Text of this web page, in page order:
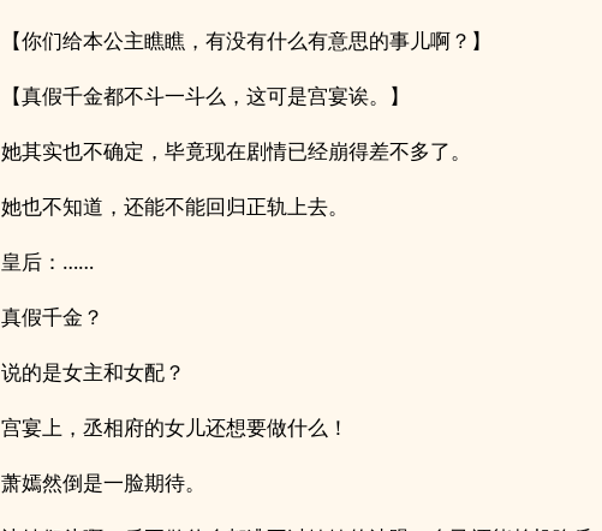
【你们给本公主瞧瞧，有没有什么有意思的事儿啊？】
【真假千金都不斗一斗么，这可是宫宴诶。】
她其实也不确定，毕竟现在剧情已经崩得差不多了。
她也不知道，还能不能回归正轨上去。
皇后：……
真假千金？
说的是女主和女配？
宫宴上，丞相府的女儿还想要做什么！
萧嫣然倒是一脸期待。